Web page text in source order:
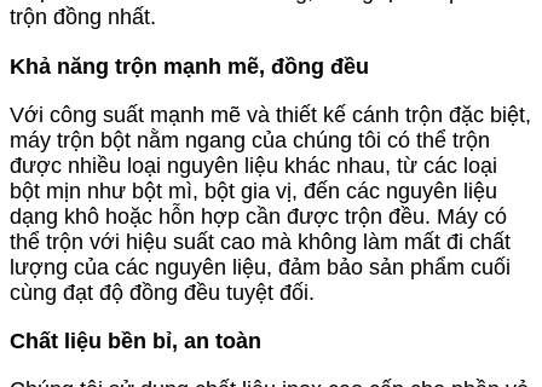
trộn đồng nhất.
Khả năng trộn mạnh mẽ, đồng đều
Với công suất mạnh mẽ và thiết kế cánh trộn đặc biệt,
máy trộn bột nằm ngang của chúng tôi có thể trộn
được nhiều loại nguyên liệu khác nhau, từ các loại
bột mịn như bột mì, bột gia vị, đến các nguyên liệu
dạng khô hoặc hỗn hợp cần được trộn đều. Máy có
thể trộn với hiệu suất cao mà không làm mất đi chất
lượng của các nguyên liệu, đảm bảo sản phẩm cuối
cùng đạt độ đồng đều tuyệt đối.
Chất liệu bền bỉ, an toàn